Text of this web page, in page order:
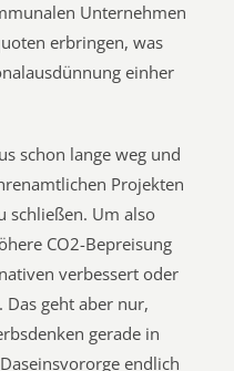
Unternehmen
erbringen, was
einher
schon lange weg und
Projekten
schließen. Um also
CO2-Bepreisung
verbessert oder
geht aber nur,
gerade in
endlich